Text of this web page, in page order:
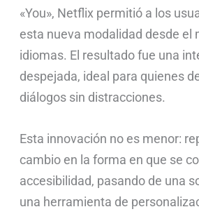
«You», Netflix permitió a los
esta nueva modalidad desde el
idiomas. El resultado fue una
despejada, ideal para quienes
diálogos sin distracciones.
Esta innovación no es menor:
cambio en la forma en que se
accesibilidad, pasando de una
una herramienta de